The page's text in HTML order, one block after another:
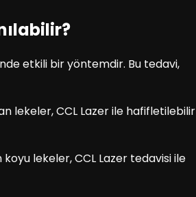
etkili bir yöntemdir. Bu tedavi,
lekeler, CCL Lazer ile hafifletilebilir
koyu lekeler, CCL Lazer tedavisi ile